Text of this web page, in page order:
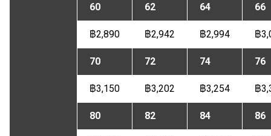
60 62 64 66
฿2,890 ฿2,942 ฿2,994 ฿
70 72 74 76
฿3,150 ฿3,202 ฿3,254 ฿
80 82 84 86